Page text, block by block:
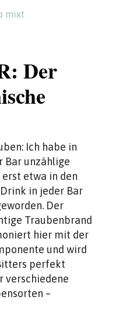
mixt
Der
Ich habe in
Bar unzählige
erst etwa in den
in jeder Bar
Der
Traubenbrand
hier mit der
und wird
perfekt
verschiedene
–